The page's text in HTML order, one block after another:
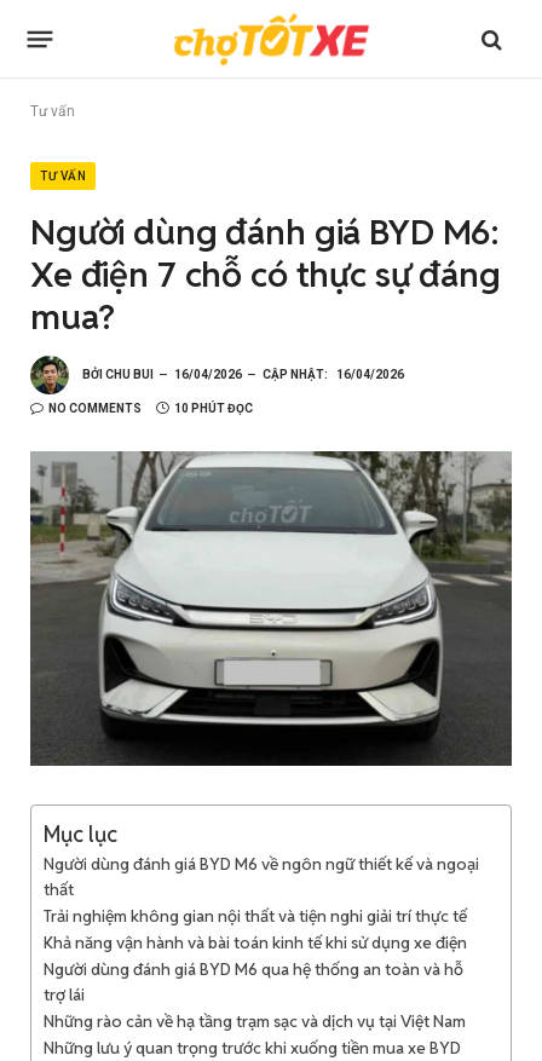
Tư vấn
TƯ VẤN
Người dùng đánh giá BYD M6:
Xe điện 7 chỗ có thực sự đáng
mua?
BỞI CHU BUI 16/04/2026 CẬP NHẬT: 16/04/2026
NO COMMENTS 10 PHÚT ĐỌC
Mục lục
Người dùng đánh giá BYD M6 về ngôn ngữ thiết kế và ngoại
thất
Trải nghiệm không gian nội thất và tiện nghi giải trí thực tế
Khả năng vận hành và bài toán kinh tế khi sử dụng xe điện
Người dùng đánh giá BYD M6 qua hệ thống an toàn và hỗ
trợ lái
Những rào cản về hạ tầng trạm sạc và dịch vụ tại Việt Nam
Những lưu ý quan trọng trước khi xuống tiền mua xe BYD